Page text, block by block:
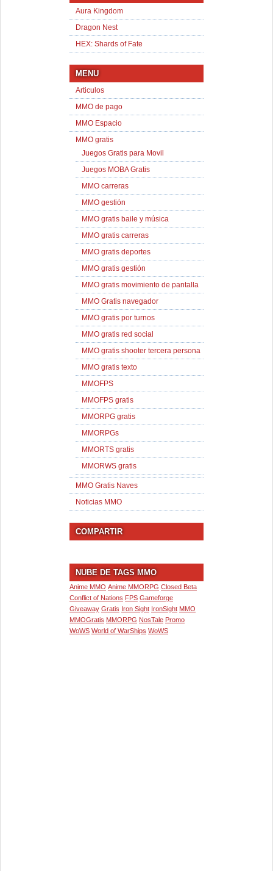
Aura Kingdom
Dragon Nest
HEX: Shards of Fate
MENU
Articulos
MMO de pago
MMO Espacio
MMO gratis
Juegos Gratis para Movil
Juegos MOBA Gratis
MMO carreras
MMO gestión
MMO gratis baile y música
MMO gratis carreras
MMO gratis deportes
MMO gratis gestión
MMO gratis movimiento de pantalla
MMO Gratis navegador
MMO gratis por turnos
MMO gratis red social
MMO gratis shooter tercera persona
MMO gratis texto
MMOFPS
MMOFPS gratis
MMORPG gratis
MMORPGs
MMORTS gratis
MMORWS gratis
MMO Gratis Naves
Noticias MMO
COMPARTIR
NUBE DE TAGS MMO
Anime MMO Anime MMORPG Closed Beta
Conflict of Nations FPS Gameforge
Giveaway Gratis Iron Sight IronSight MMO
MMOGratis MMORPG NosTale Promo
WoWS World of WarShips WoWS